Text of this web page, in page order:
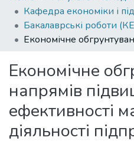
All of DSpace
Statistics
Економічне
напрямів
ефективності
діяльності